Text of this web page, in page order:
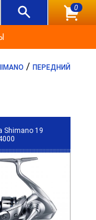
0
/ ПЕРЕДНИЙ
Shimano 19